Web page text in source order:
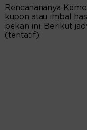
Rencanananya
kupon atau imbal
pekan ini. Berikut
(tentatif):